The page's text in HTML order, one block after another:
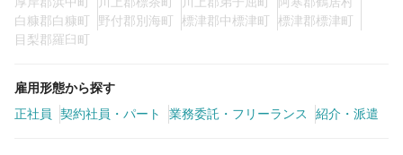
白糠郡白糠町
野付郡別海町 標津郡中標津町
標津郡標津町
目梨郡羅臼町
雇用形態から探す
正社員
契約社員・パート 業務委託・フリーランス 紹介・派遣